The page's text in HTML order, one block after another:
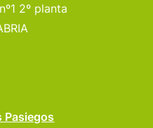
2º planta
Pasiegos